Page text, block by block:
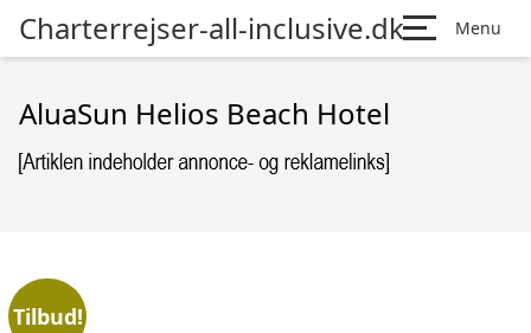
Charterrejser-all-inclusive.dk Menu
AluaSun Helios Beach Hotel
Tilbud!